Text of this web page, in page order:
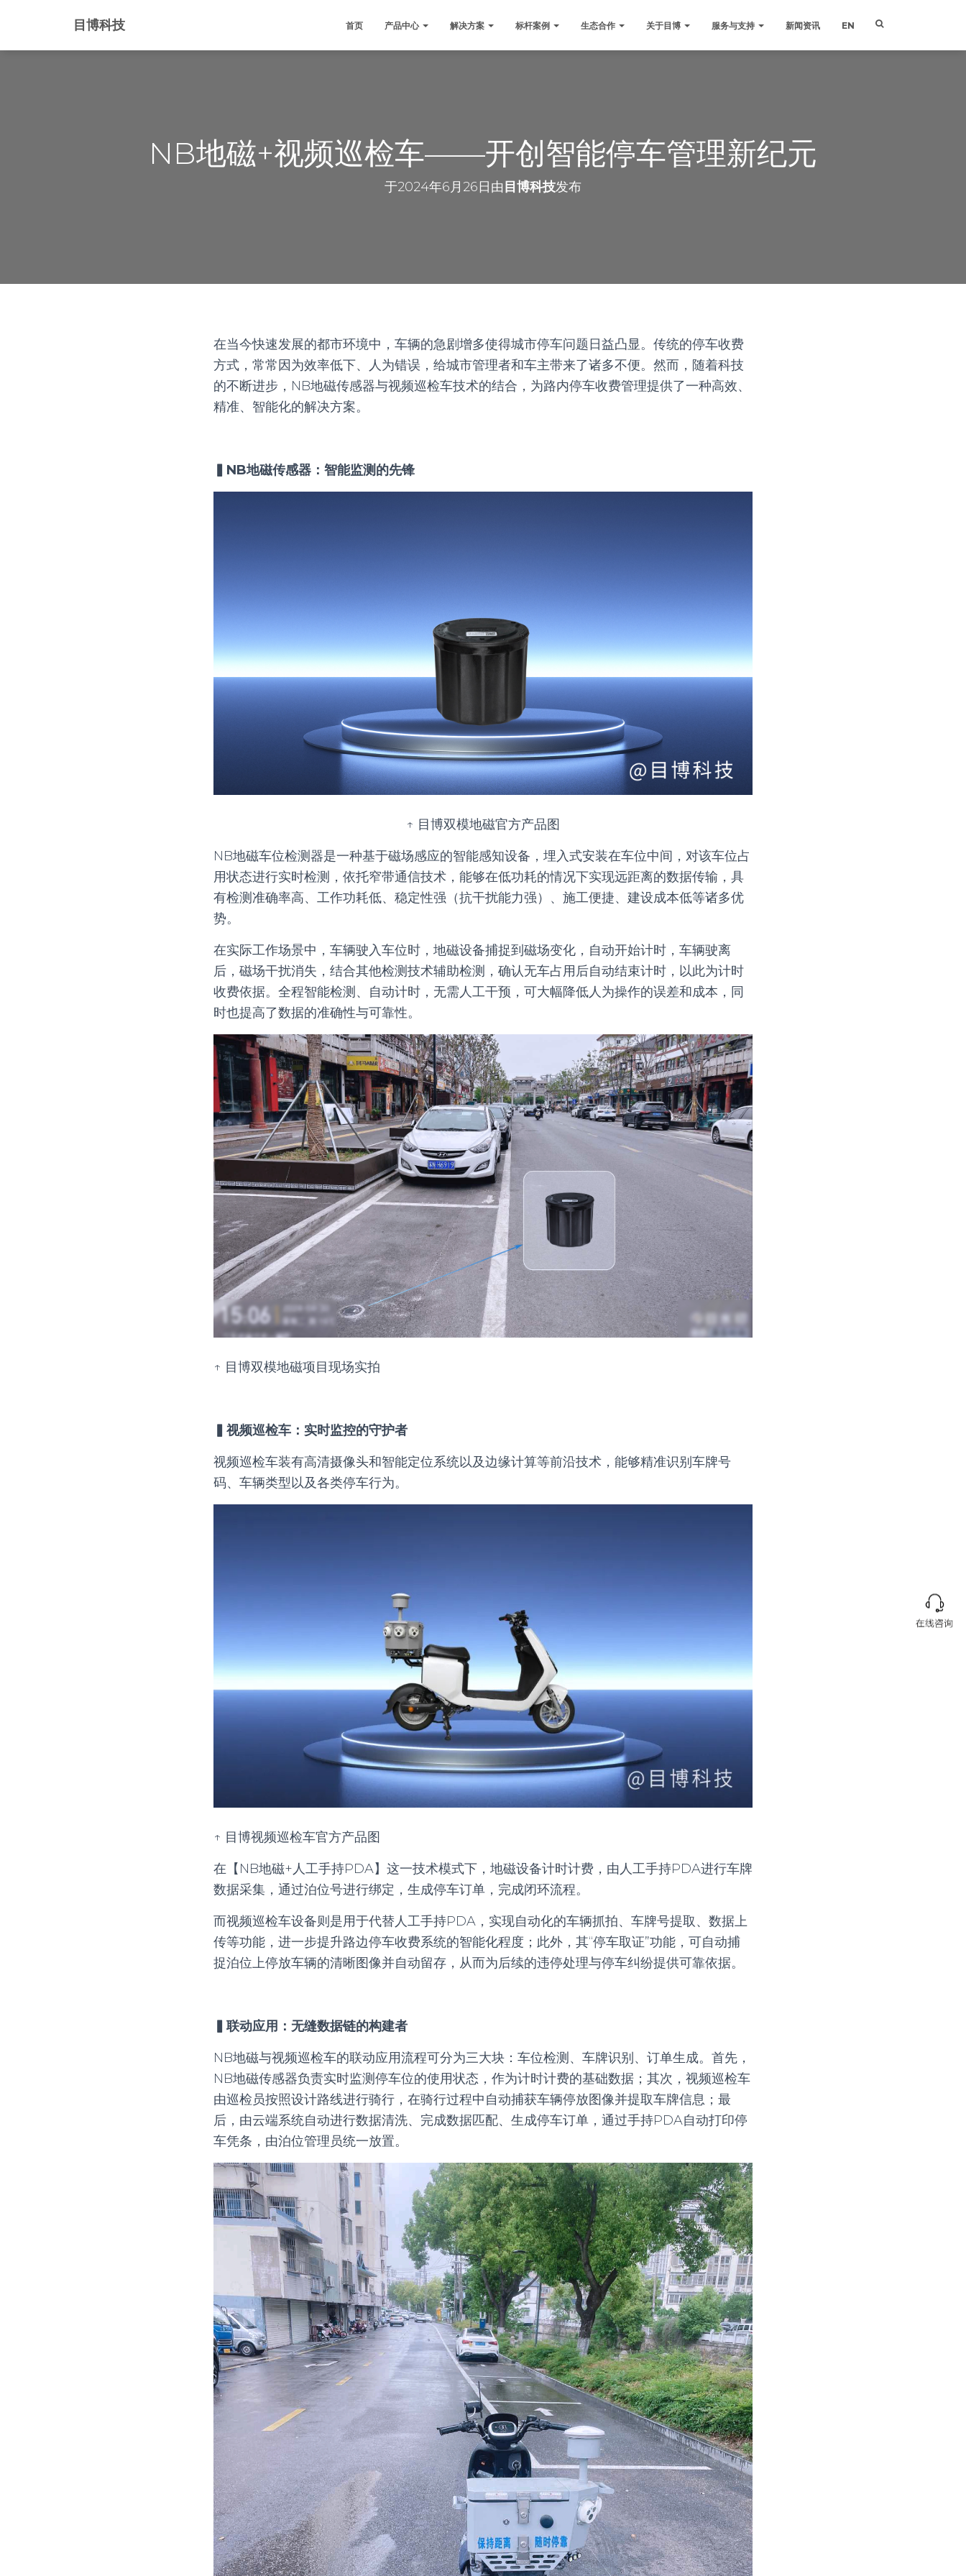
目博科技 首页 产品中心 解决方案 标杆案例 生态合作 关于目博 服务与支持 新闻资讯 EN
NB地磁+视频巡检车——开创智能停车管理新纪元
于2024年6月26日由 目博科技发布
在当今快速发展的都市环境中，车辆的急剧增多使得城市停车问题日益凸显。传统的停车收费
方式，常常因为效率低下、人为错误，给城市管理者和车主带来了诸多不便。然而，随着科技
的不断进步，NB地磁传感器与视频巡检车技术的结合，为路内停车收费管理提供了一种高效、
精准、智能化的解决方案。
▍NB地磁传感器：智能监测的先锋
↑ 目博双模地磁官方产品图
NB地磁车位检测器是一种基于磁场感应的智能感知设备，埋入式安装在车位中间，对该车位占
用状态进行实时检测，依托窄带通信技术，能够在低功耗的情况下实现远距离的数据传输，具
有检测准确率高、工作功耗低、稳定性强（抗干扰能力强）、施工便捷、建设成本低等诸多优
势。
在实际工作场景中，车辆驶入车位时，地磁设备捕捉到磁场变化，自动开始计时，车辆驶离
后，磁场干扰消失，结合其他检测技术辅助检测，确认无车占用后自动结束计时，以此为计时
收费依据。全程智能检测、自动计时，无需人工干预，可大幅降低人为操作的误差和成本，同
时也提高了数据的准确性与可靠性。
↑ 目博双模地磁项目现场实拍
▍视频巡检车：实时监控的守护者
视频巡检车装有高清摄像头和智能定位系统以及边缘计算等前沿技术，能够精准识别车牌号
码、车辆类型以及各类停车行为。
↑ 目博视频巡检车官方产品图
在【NB地磁+人工手持PDA】这一技术模式下，地磁设备计时计费，由人工手持PDA进行车牌
数据采集，通过泊位号进行绑定，生成停车订单，完成闭环流程。
而视频巡检车设备则是用于代替人工手持PDA，实现自动化的车辆抓拍、车牌号提取、数据上
传等功能，进一步提升路边停车收费系统的智能化程度；此外，其“停车取证”功能，可自动捕
捉泊位上停放车辆的清晰图像并自动留存，从而为后续的违停处理与停车纠纷提供可靠依据。
▍联动应用：无缝数据链的构建者
NB地磁与视频巡检车的联动应用流程可分为三大块：车位检测、车牌识别、订单生成。首先，
NB地磁传感器负责实时监测停车位的使用状态，作为计时计费的基础数据；其次，视频巡检车
由巡检员按照设计路线进行骑行，在骑行过程中自动捕获车辆停放图像并提取车牌信息；最
后，由云端系统自动进行数据清洗、完成数据匹配、生成停车订单，通过手持PDA自动打印停
车凭条，由泊位管理员统一放置。